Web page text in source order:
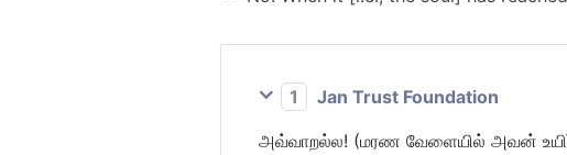
1
Jan Trust Foundation
அவ்வாறல்ல! (மரண வேளையில் அவன்